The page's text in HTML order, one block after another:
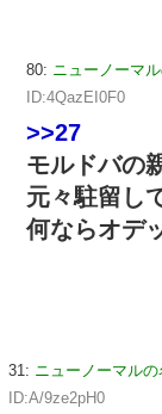
80: ニューノーマ
ID:4QazEI0F0
>>27
モルドバの
元々駐留し
何ならオデ
31: ニューノーマル
ID:A/9ze2pH0